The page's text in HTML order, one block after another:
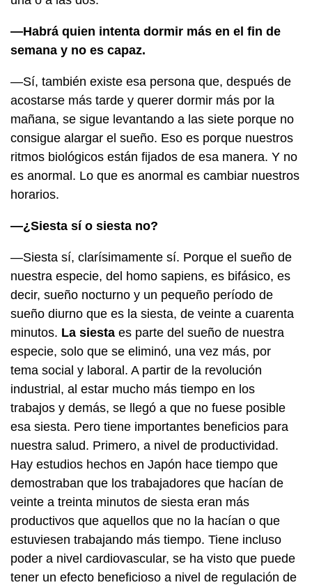
—Habrá quien intenta dormir más en el fin de
semana y no es capaz.
—Sí, también existe esa persona que, después de
acostarse más tarde y querer dormir más por la
mañana, se sigue levantando a las siete porque no
consigue alargar el sueño. Eso es porque nuestros
ritmos biológicos están fijados de esa manera. Y no
es anormal. Lo que es anormal es cambiar nuestros
horarios.
—¿Siesta sí o siesta no?
—Siesta sí, clarísimamente sí. Porque el sueño de
nuestra especie, del homo sapiens, es bifásico, es
decir, sueño nocturno y un pequeño período de
sueño diurno que es la siesta, de veinte a cuarenta
minutos. La siesta es parte del sueño de nuestra
especie, solo que se eliminó, una vez más, por
tema social y laboral. A partir de la revolución
industrial, al estar mucho más tiempo en los
trabajos y demás, se llegó a que no fuese posible
esa siesta. Pero tiene importantes beneficios para
nuestra salud. Primero, a nivel de productividad.
Hay estudios hechos en Japón hace tiempo que
demostraban que los trabajadores que hacían de
veinte a treinta minutos de siesta eran más
productivos que aquellos que no la hacían o que
estuviesen trabajando más tiempo. Tiene incluso
poder a nivel cardiovascular, se ha visto que puede
tener un efecto beneficioso a nivel de regulación de